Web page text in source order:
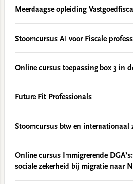
Meerdaagse opleiding
Stoomcursus AI voor Fiscale
Online cursus toepassing box 3 in
Future Fit Professionals
Stoomcursus btw en internationaal
Online cursus Immigrerende
sociale zekerheid bij migratie naar